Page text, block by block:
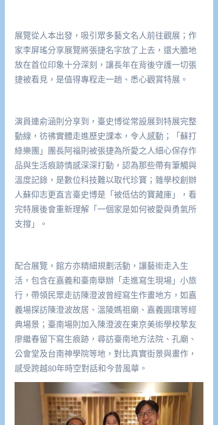
展覽從人本出發，吸引眾多藝文名人前往觀展；作
家李屏瑤分享展覽將張捷名字放了上去，還大膽地
放在首位印象十分深刻，讓長年在背後守護一切張
捷被看見，是值得專程走一趟、悉心觀賞特展。
演員連俞涵則分享到，臺史博從常設展到特展完整
動線，彷彿實體走進歷史課本，令人感動；「蘇打
綠樂團」團長阿福則被張捷為所愛之人細心保存作
品與生活痕跡情感深深打動，認為那些帶有筆觸與
溫度記錄，是數位科技難以取代珍寶；雜學校創辦
人蘇仰志更直言臺史博是「被低估的寶藏庫」，看
完特展後會重新理解「一個家是如何被愛與勇氣所
支撐」。
配合展覽，館方亦精細規劃活動，讓藝術走入生
活，包含在嘉義和臺南舉辦「走進寫生現場」小旅
行，帶領民眾走訪陳澄波曾經寫生作畫地方，如嘉
義場探訪陳澄波故居、溫陵媽祖廟、嘉義圓環等經
典場景；臺南場則加入陳澄波在東京美術學校摯友
廖繼春留下寫生痕跡，尋訪臺南地方法院、孔廟、
公會堂及台南神學院等地，對比真實街景與畫作，
感受跨越80年時空對話和今昔風華。